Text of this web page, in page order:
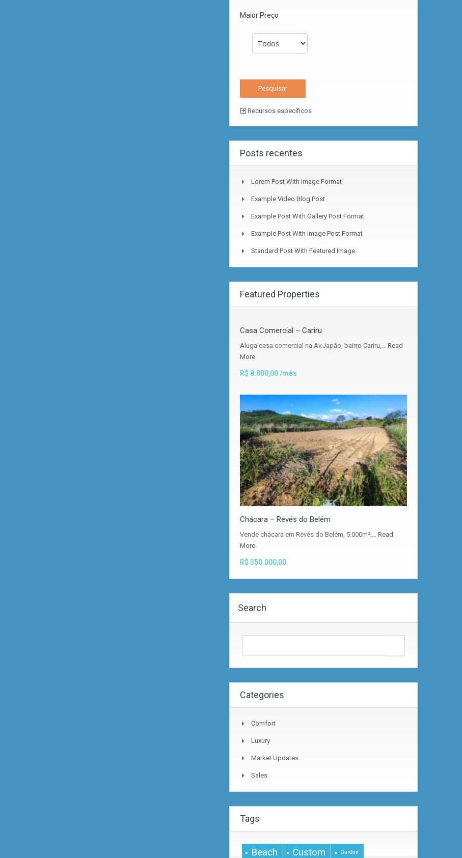
Maior Preço
Recursos específicos
Posts recentes
Lorem Post With Image Format
Example Video Blog Post
Example Post With Gallery Post Format
Example Post With Image Post Format
Standard Post With Featured Image
Featured Properties
Casa Comercial – Cariru
Aluga casa comercial na Av.Japão, bairro Cariru,… Read
More
R$ 8.000,00 /mês
Chácara – Revés do Belém
Vende chácara em Revés do Belém, 5.000m²,… Read
More
R$ 350.000,00
Search
Categories
Comfort
Luxury
Market Updates
Sales
Tags
Beach Custom Garden